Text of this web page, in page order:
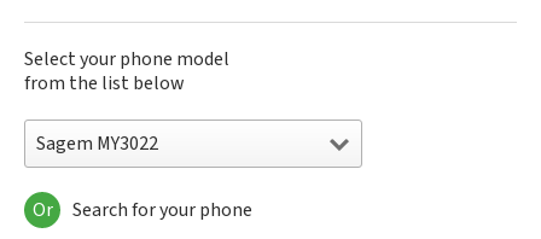
Select your phone model
from the list below
Sagem MY3022
Or Search for your phone